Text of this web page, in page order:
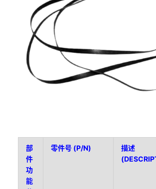
部
件
功
能
零件号 (P/N)
描述